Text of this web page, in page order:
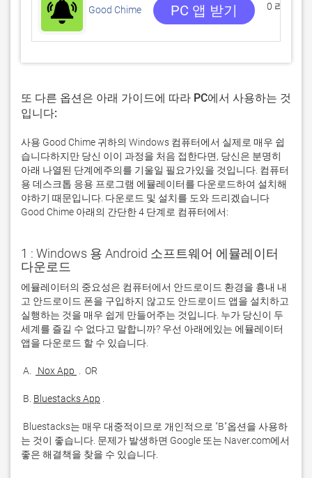
Good Chime PC 앱 받기
0 리뷰
또 다른 옵션은 아래 가이드에 따라 PC에서 사용하는 것
입니다:
사용 Good Chime 귀하의 Windows 컴퓨터에서 실제로 매우 쉽
습니다하지만 당신 이이 과정을 처음 접한다면, 당신은 분명히
아래 나열된 단계에주의를 기울일 필요가있을 것입니다. 컴퓨터
용 데스크톱 응용 프로그램 에뮬레이터를 다운로드하여 설치해
야하기 때문입니다. 다운로드 및 설치를 도와 드리겠습니다
Good Chime 아래의 간단한 4 단계로 컴퓨터에서:
1 : Windows 용 Android 소프트웨어 에뮬레이터
다운로드
에뮬레이터의 중요성은 컴퓨터에서 안드로이드 환경을 흉내 내
고 안드로이드 폰을 구입하지 않고도 안드로이드 앱을 설치하고
실행하는 것을 매우 쉽게 만들어주는 것입니다. 누가 당신이 두
세계를 즐길 수 없다고 말합니까? 우선 아래에있는 에뮬레이터
A. Nox App
B. Bluestacks App
는 것이 좋습니다. 문제가 발생하면 Google 또는 Naver.com에서
좋은 해결책을 찾을 수 있습니다.